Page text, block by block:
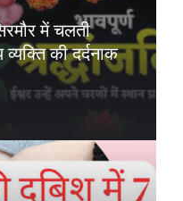
में चलती
की दर्दनाक